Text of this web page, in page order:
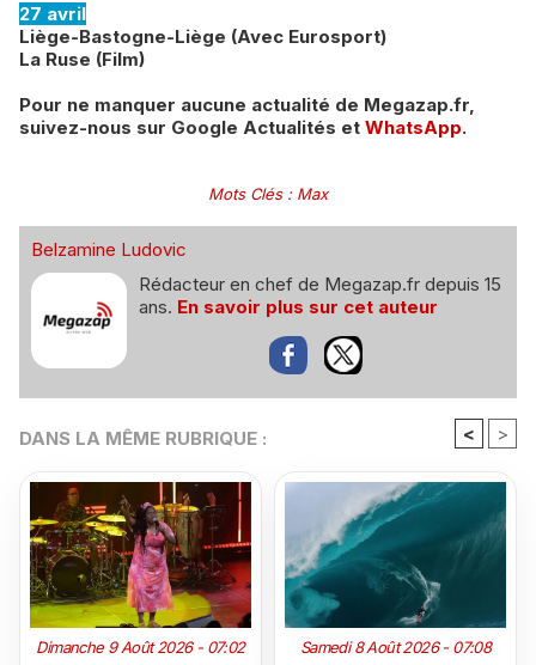
27 avril
Liège-Bastogne-Liège (Avec Eurosport)
La Ruse (Film)
Pour ne manquer aucune actualité de Megazap.fr,
suivez-nous sur Google Actualités et WhatsApp.
Mots Clés: Max
Belzamine Ludovic
Rédacteur en chef de Megazap.fr depuis 15
ans. En savoir plus sur cet auteur
DANS LA MÊME RUBRIQUE : < >
Dimanche 9 Août 2026 - 07:02 Samedi 8 Août 2026 - 07:08